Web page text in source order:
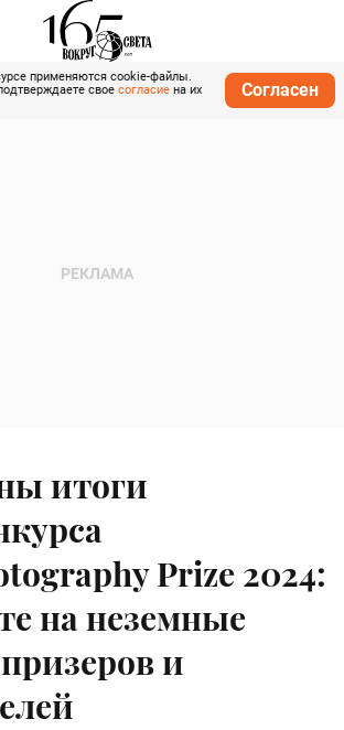
применяются cookie-файлы.
свое согласие на их
Согласен
итоги
Prize 2024:
на неземные
и